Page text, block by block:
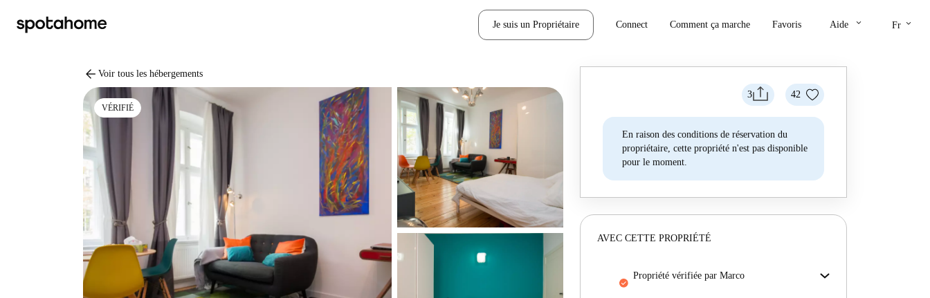
Je suis un Propriétaire Connect Comment ça marche Favoris Aide keyboard_arrow_down Fr keyboard_arrow_down
arrow_back Voir tous les hébergements
VÉRIFIÉ
3 42
En raison des conditions de réservation du
propriétaire, cette propriété n'est pas disponible
pour le moment.
AVEC CETTE PROPRIÉTÉ
propriété vérifiée par Marco